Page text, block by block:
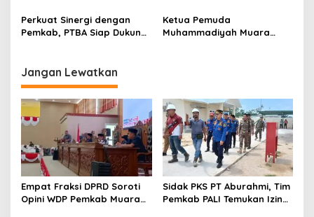
Rabain Muara Enim Ditunda
Muara Enim Turun Verifikasi
Perkuat Sinergi dengan
Pemkab, PTBA Siap Dukung
Ketua Pemuda
Muhammadiyah Muara
Jangan Lewatkan
Empat Fraksi DPRD Soroti
Opini WDP Pemkab Muara
Sidak PKS PT Aburahmi, Tim
Pemkab PALI Temukan Izin